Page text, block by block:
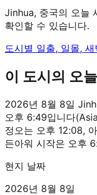
Jinhua, 중국의 오늘
확인할 수 있습니다.
도시별 일출, 일몰,
이 도시의 오늘
2026년 8월 8일
오후 6:49입니다
정오는 오후 12:08,
든아워 시작은 오후
현지 날짜
2026년 8월 8일